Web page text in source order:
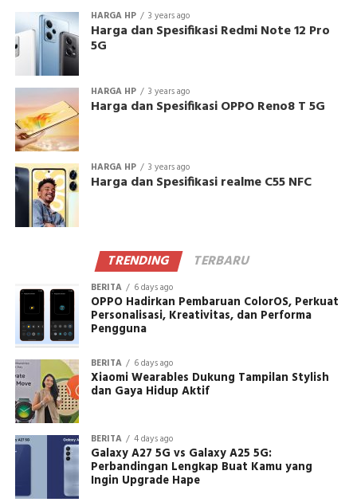
HARGA HP 3 years ago
Harga dan Spesifikasi Redmi Note 12 Pro
5G
HARGA HP 3 years ago
Harga dan Spesifikasi OPPO Reno8 T 5G
HARGA HP 3 years ago
Harga dan Spesifikasi realme C55 NFC
TRENDING TERBARU
BERITA 6 days ago
OPPO Hadirkan Pembaruan ColorOS, Perkuat
Personalisasi, Kreativitas, dan Performa
Pengguna
BERITA 6 days ago
Xiaomi Wearables Dukung Tampilan Stylish
dan Gaya Hidup Aktif
BERITA 4 days ago
Galaxy A27 5G vs Galaxy A25 5G:
Perbandingan Lengkap Buat Kamu yang
Ingin Upgrade Hape